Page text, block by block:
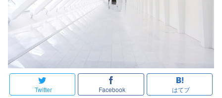
Twitter Facebook はてブ